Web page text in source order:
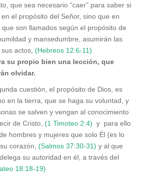
que sea necesario “caer” para saber si
el propósito del Señor, sino que en
son llamados según el propósito de
y mansedumbre, asumirán las
actos, (Hebreos 12:6-11)
su propio bien una lección, que
olvidar.
cuestión, el propósito de Dios, es
en la tierra, que se haga su voluntad, y
se salven y vengan al conocimiento
de Cristo, (1 Timoteo 2:4) y para ello
hombres y mujeres que solo Él (es lo
corazón, (Salmos 37:30-31) y al que
su autoridad en él, a través del
18:18-19)